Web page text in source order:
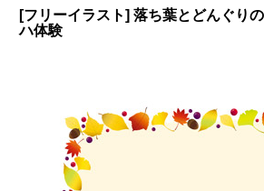
[フリーイラスト] 落ち葉とどんぐり
ハ体験